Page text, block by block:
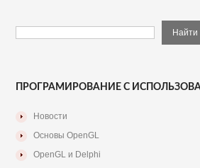
ПРОГРАМИРОВАНИЕ С
Новости
Основы OpenGL
OpenGL и Delphi